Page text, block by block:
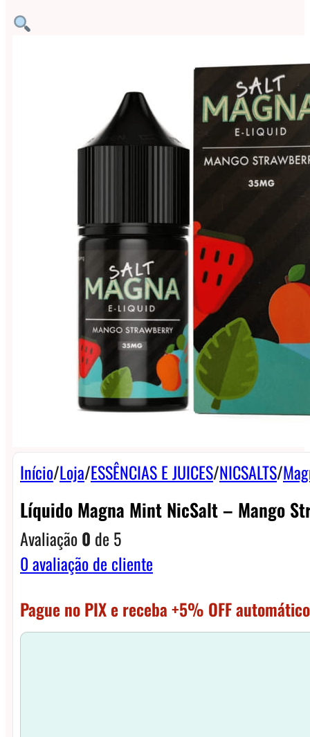
Início/Loja/ESSÊNCIAS E JUICES/NICSALTS/
Líquido Magna Mint NicSalt – Mango
Avaliação0 de 5
0avaliação de cliente
Pague no PIX e receba +5% OFF